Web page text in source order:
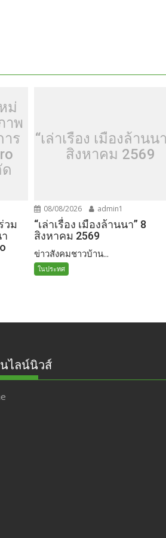
ม่
าพ
ร
วม
“เล่าเรื่อง เมืองล้านน
สิงหาคม 2569
08/08/2026 admin1
“เล่าเรื่อง เมืองล้านนา” 8
สิงหาคม 2569
ข่าวสังคมชาวบ้าน...
ในประทศ
ไลน์นิวส์